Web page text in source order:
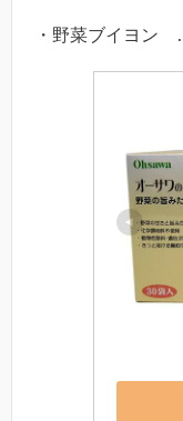
・野菜ブイヨン